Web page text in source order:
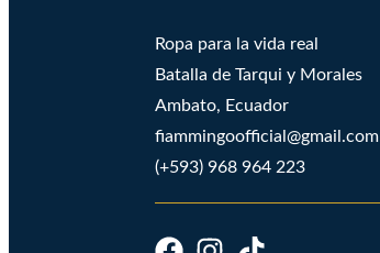
Ropa para la vida real
Batalla de Tarqui y Morales
Ambato, Ecuador
fiammingoofficial@gmail.com
(+593) 968 964 223